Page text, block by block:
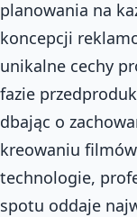
planowania na
koncepcji
unikalne cechy
fazie
dbając o
kreowaniu
technologie,
spotu oddaje